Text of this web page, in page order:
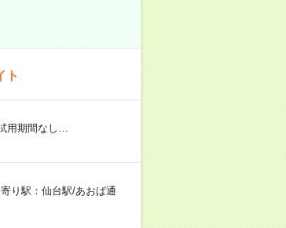
ト
用期間なし…
り駅：仙台駅/あおば通